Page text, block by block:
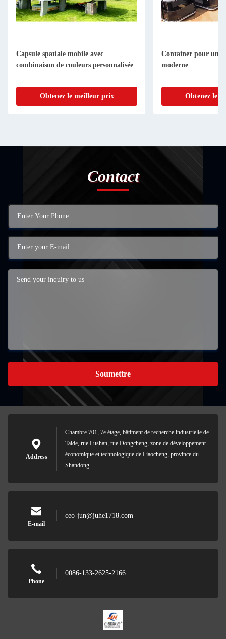
Container pour une capsule spatiale
moderne
Obtenez le meilleur prix
Maison de
personnalisé
Contact
Soumettre
Address
Chambre 701, 7e étage, bâtiment de recherche industrielle de
Taide, rue Lushan, rue Dongcheng, zone de développement
économique et technologique de Liaocheng, province du
Shandong
E-mail
ceo-jun@juhe1718.com
Phone
0086-133-2625-2166